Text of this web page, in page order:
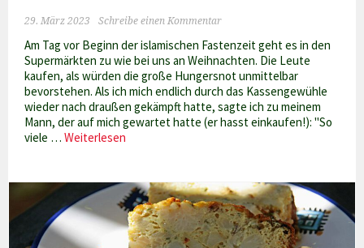
29. März 2023 Schreibe einen Kommentar
Am Tag vor Beginn der islamischen Fastenzeit geht es in den
Supermärkten zu wie bei uns an Weihnachten. Die Leute
kaufen, als würden die große Hungersnot unmittelbar
bevorstehen. Als ich mich endlich durch das Kassengewühle
wieder nach draußen gekämpft hatte, sagte ich zu meinem
Mann, der auf mich gewartet hatte (er hasst einkaufen!): "So
viele …Weiterlesen
essen
im
Ramadan
´23?